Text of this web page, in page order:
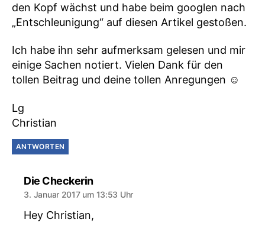
den Kopf wächst und habe beim googlen nach
„Entschleunigung“ auf diesen Artikel gestoßen.
Ich habe ihn sehr aufmerksam gelesen und mir
einige Sachen notiert. Vielen Dank für den
tollen Beitrag und deine tollen Anregungen ☺
Lg
Christian
ANTWORTEN
Die Checkerinsagt:
3. Januar 2017 um 13:53 Uhr
Hey Christian,